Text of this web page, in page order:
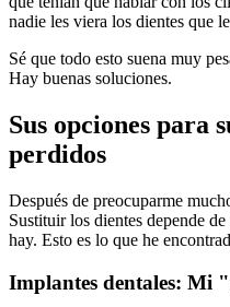
nadie les viera los dientes que
Sé que todo esto suena muy
Hay buenas soluciones.
Sus opciones para
perdidos
Después de preocuparme
Sustituir los dientes depende
hay. Esto es lo que he
Implantes dentales: Mi